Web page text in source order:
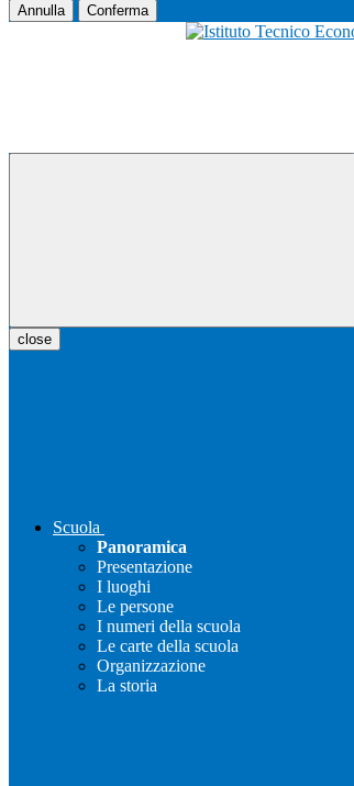
Annulla Conferma
close
Scuola
Panoramica
Presentazione
I luoghi
Le persone
I numeri della scuola
Le carte della scuola
Organizzazione
La storia